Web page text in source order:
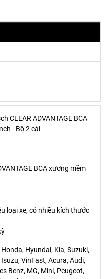
CLEAR ADVANTAGE BCA
- Bộ 2 cái
BCA xương mềm
loại xe, có nhiều kích thước
Hyundai, Kia, Suzuki,
VinFast, Acura, Audi,
Benz, MG, Mini, Peugeot,